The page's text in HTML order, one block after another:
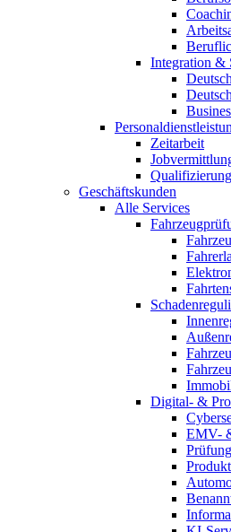
Integration &
Zeitarbeit
Geschäftskunden
Alle Services
Digital- &
EMV-